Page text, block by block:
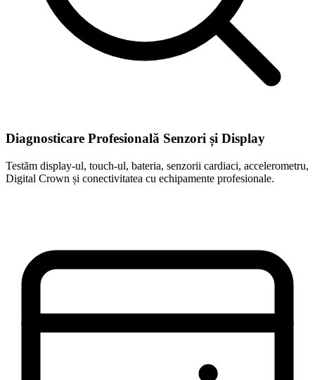
Diagnosticare Profesională Senzori și Display
Testăm display-ul, touch-ul, bateria, senzorii cardiaci, accelerometru,
Digital Crown și conectivitatea cu echipamente profesionale.